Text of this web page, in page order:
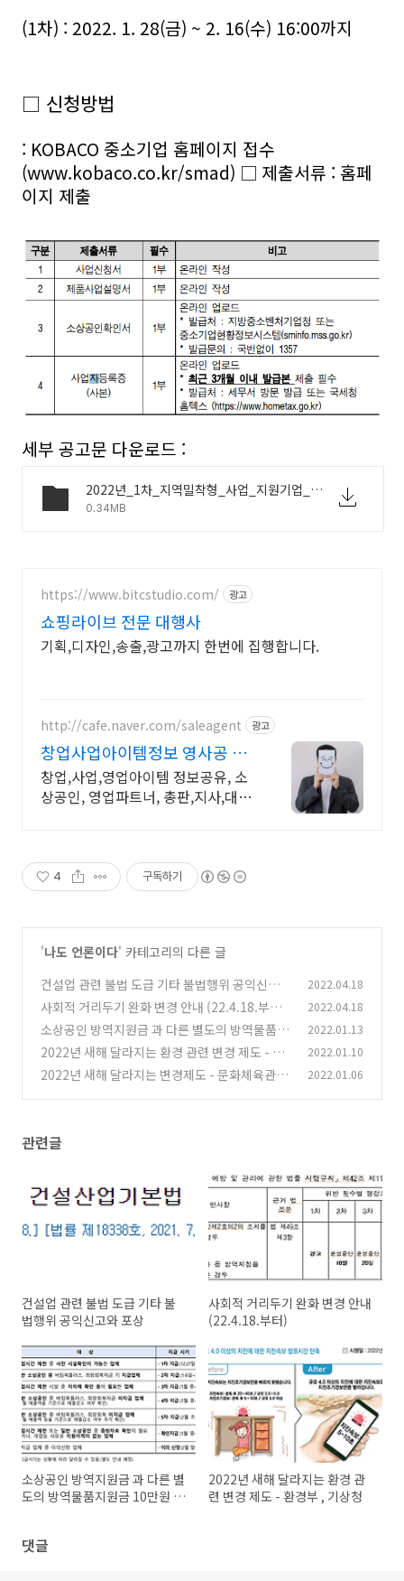
(1차) : 2022. 1. 28(금) ~ 2. 16(수) 16:00까지
□ 신청방법
: KOBACO 중소기업 홈페이지 접수
(www.kobaco.co.kr/smad) □ 제출서류 : 홈페
이지 제출
세부 공고문 다운로드 :
2022년_1차_지역밀착형_사업_지원기업_모집공고.pdf
0.34MB
https://www.bitcstudio.com/ 광고
쇼핑라이브 전문 대행사
기획,디자인,송출,광고까지 한번에 집행합니다.
http://cafe.naver.com/saleagent 광고
창업사업아이템정보 영사공 모
든 회원은 성공해야한다!
창업,사업,영업아이템 정보공유, 소
상공인, 영업파트너, 총판,지사,대리
4 구독하기
'나도 언론이다' 카테고리의 다른 글
건설업 관련 불법 도급 기타 불법행위 공익신고와
포상
(0)
2022.04.18
사회적 거리두기 완화 변경 안내 (22.4.18.부터)
(0)
2022.04.18
소상공인 방역지원금 과 다른 별도의 방역물품지
원금 10만원 지급 시작 신청방법
(0)
2022.01.13
2022년 새해 달라지는 환경 관련 변경 제도 - 환
경부 , 기상청
(0)
2022.01.10
2022년 새해 달라지는 변경제도 - 문화체육관광
2022.01.06
관련글
건설업 관련 불법 도급 기타 불
법행위 공익신고와 포상
사회적 거리두기 완화 변경 안내
(22.4.18.부터)
소상공인 방역지원금 과 다른 별
도의 방역물품지원금 10만원 지
2022년 새해 달라지는 환경 관
련 변경 제도 - 환경부 , 기상청
댓글